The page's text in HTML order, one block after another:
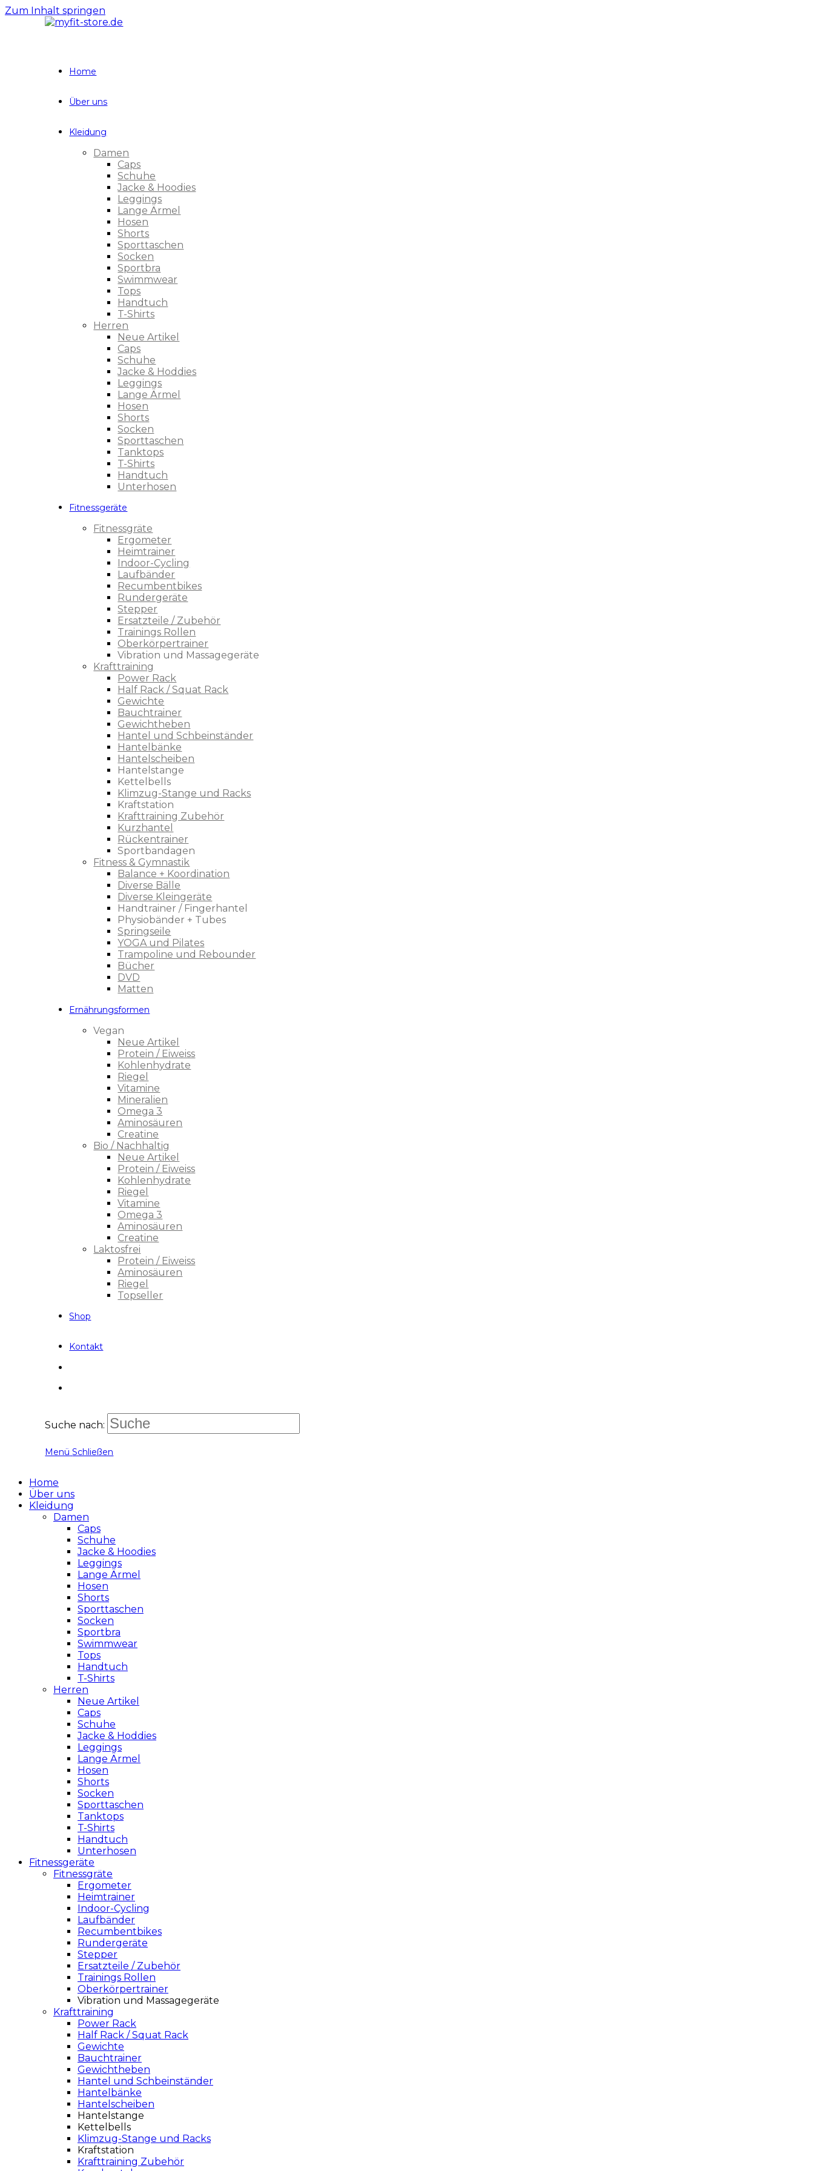
Zum Inhalt springen
Home
Über uns
Kleidung
Damen
Caps
Schuhe
Jacke & Hoodies
Leggings
Lange Ärmel
Hosen
Shorts
Sporttaschen
Socken
Sportbra
Swimmwear
Tops
Handtuch
T-Shirts
Herren
Neue Artikel
Caps
Schuhe
Jacke & Hoddies
Leggings
Lange Ärmel
Hosen
Shorts
Socken
Sporttaschen
Tanktops
T-Shirts
Handtuch
Unterhosen
Fitnessgeräte
Fitnessgräte
Ergometer
Heimtrainer
Indoor-Cycling
Laufbänder
Recumbentbikes
Rundergeräte
Stepper
Ersatzteile / Zubehör
Trainings Rollen
Oberkörpertrainer
Vibration und Massagegeräte
Krafttraining
Power Rack
Half Rack / Squat Rack
Gewichte
Bauchtrainer
Gewichtheben
Hantel und Schbeinständer
Hantelbänke
Hantelscheiben
Hantelstange
Kettelbells
Klimzug-Stange und Racks
Kraftstation
Krafttraining Zubehör
Kurzhantel
Rückentrainer
Sportbandagen
Fitness & Gymnastik
Balance + Koordination
Diverse Bälle
Diverse Kleingeräte
Handtrainer / Fingerhantel
Physiobänder + Tubes
Springseile
YOGA und Pilates
Trampoline und Rebounder
Bücher
DVD
Matten
Ernährungsformen
Vegan
Neue Artikel
Protein / Eiweiss
Kohlenhydrate
Riegel
Vitamine
Mineralien
Omega 3
Aminosäuren
Creatine
Bio / Nachhaltig
Neue Artikel
Protein / Eiweiss
Kohlenhydrate
Riegel
Vitamine
Omega 3
Aminosäuren
Creatine
Laktosfrei
Protein / Eiweiss
Aminosäuren
Riegel
Topseller
Shop
Kontakt
Suche nach:
Menü Schließen
Home
Über uns
Kleidung
Damen
Caps
Schuhe
Jacke & Hoodies
Leggings
Lange Ärmel
Hosen
Shorts
Sporttaschen
Socken
Sportbra
Swimmwear
Tops
Handtuch
T-Shirts
Herren
Neue Artikel
Caps
Schuhe
Jacke & Hoddies
Leggings
Lange Ärmel
Hosen
Shorts
Socken
Sporttaschen
Tanktops
T-Shirts
Handtuch
Unterhosen
Fitnessgeräte
Fitnessgräte
Ergometer
Heimtrainer
Indoor-Cycling
Laufbänder
Recumbentbikes
Rundergeräte
Stepper
Ersatzteile / Zubehör
Trainings Rollen
Oberkörpertrainer
Vibration und Massagegeräte
Krafttraining
Power Rack
Half Rack / Squat Rack
Gewichte
Bauchtrainer
Gewichtheben
Hantel und Schbeinständer
Hantelbänke
Hantelscheiben
Hantelstange
Kettelbells
Klimzug-Stange und Racks
Kraftstation
Krafttraining Zubehör